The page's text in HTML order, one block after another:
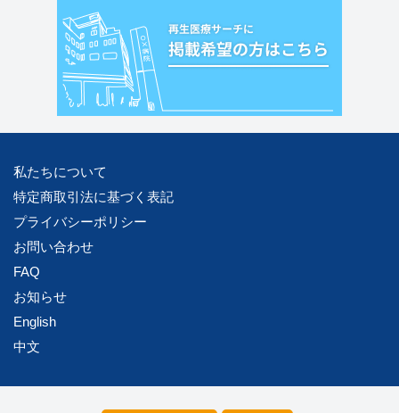
私たちについて
特定商取引法に基づく表記
プライバシーポリシー
お問い合わせ
FAQ
お知らせ
English
中文